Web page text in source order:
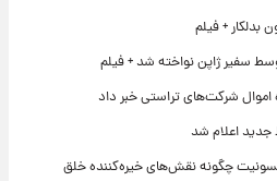
بدلکار + فیلم
سفیر ژاپن نواخته شد + فیلم
اموال شرکت‌های تراستی خبر داد
جدید اعلام شد
چگونه نقش‌های خیره‌کننده خلق